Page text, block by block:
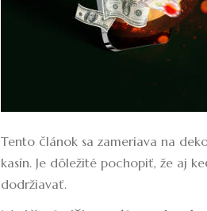
Tento článok sa zameriava na
kasín. Je dôležité pochopiť, že aj
dodržiavať.